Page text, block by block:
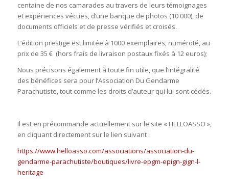
centaine de nos camarades au travers de leurs témoignages
et expériences vécues, d’une banque de photos (10 000), de
documents officiels et de presse vérifiés et croisés.
L’édition prestige est limitée à 1000 exemplaires, numéroté, au
prix de 35 € (hors frais de livraison postaux fixés à 12 euros);
Nous précisons également à toute fin utile, que l’intégralité
des bénéfices sera pour l’Association Du Gendarme
Parachutiste, tout comme les droits d’auteur qui lui sont cédés.
Il est en précommande actuellement sur le site « HELLOASSO »,
en cliquant directement sur le lien suivant :
https://www.helloasso.com/associations/association-du-
gendarme-parachutiste/boutiques/livre-epgm-epign-gign-l-
heritage